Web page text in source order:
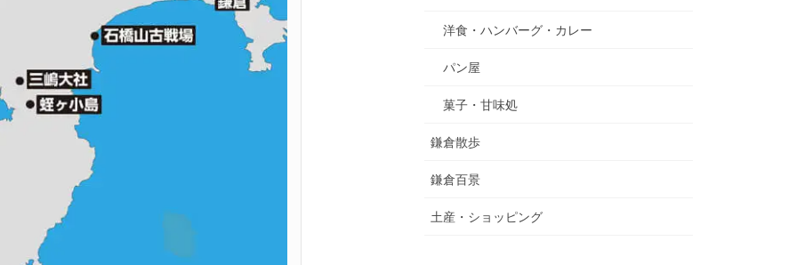
洋食・ハンバーグ・カレー
パン屋
菓子・甘味処
鎌倉散歩
鎌倉百景
土産・ショッピング